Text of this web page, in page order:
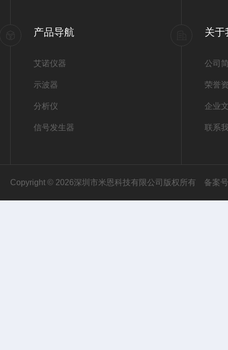
产品导航
艾诺仪器
示波器
分析仪
信号发生器
关于
公司
荣誉
企业
联系
Copyright © 2026深圳市米恩科技有限公司版权所有 备案